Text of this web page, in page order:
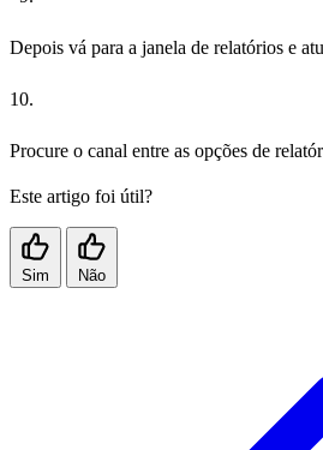
Depois vá para a janela de relatórios e
Procure o canal entre as opções de
Este artigo foi útil?
Sim Não